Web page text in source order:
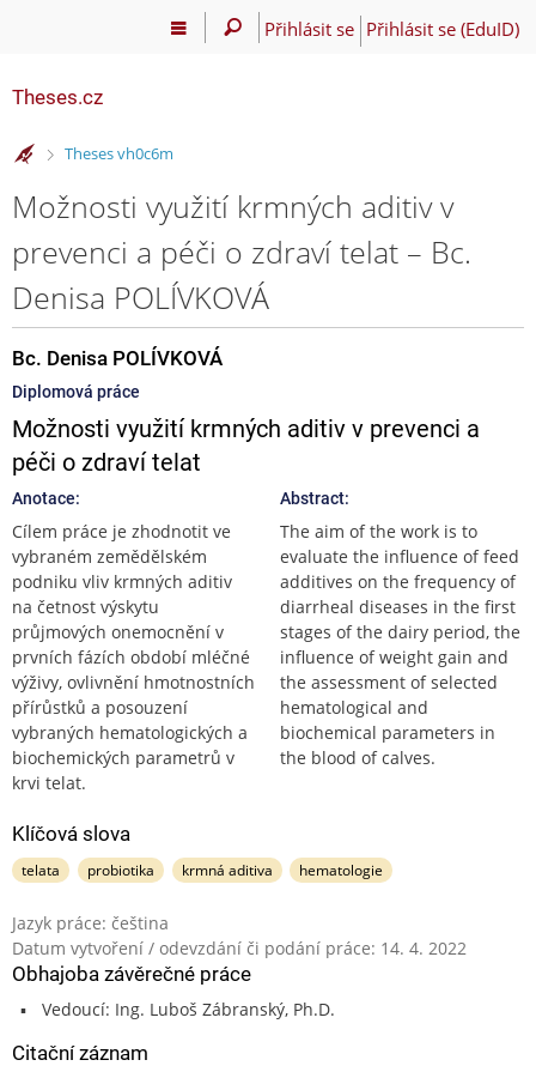
Přihlásit se Přihlásit se (EduID)
Theses.cz
>
Theses vh0c6m
Možnosti využití krmných aditiv v
prevenci a péči o zdraví telat – Bc.
Denisa POLÍVKOVÁ
Bc. Denisa POLÍVKOVÁ
Diplomová práce
Možnosti využití krmných aditiv v prevenci a
péči o zdraví telat
Anotace:
Cílem práce je zhodnotit ve
vybraném zemědělském
podniku vliv krmných aditiv
na četnost výskytu
průjmových onemocnění v
prvních fázích období mléčné
výživy, ovlivnění hmotnostních
přírůstků a posouzení
vybraných hematologických a
biochemických parametrů v
krvi telat.
Abstract:
The aim of the work is to
evaluate the influence of feed
additives on the frequency of
diarrheal diseases in the first
stages of the dairy period, the
influence of weight gain and
the assessment of selected
hematological and
biochemical parameters in
the blood of calves.
Klíčová slova
telata probiotika krmná aditiva hematologie
Jazyk práce: čeština
Datum vytvoření / odevzdání či podání práce: 14. 4. 2022
Obhajoba závěrečné práce
Vedoucí: Ing. Luboš Zábranský, Ph.D.
Citační záznam